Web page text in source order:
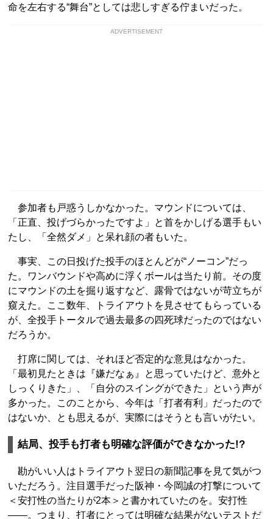
命を左右する“舞台”としては悲しすぎる佇まいだった。
ADVERTISEMENT
参加者も戸惑うしかなかった。マウンドについては、
「正直、投げづらかったですよ」と首をかしげる選手もい
たし、「全然ダメ」と呆れ顔の者もいた。
事実、この日投げた投手のほとんどが“ノーコン”だっ
た。ワンバウンドや高めに浮くボールは当たり前。その度
にマウンドの土を掘り返すなど、露骨ではないが苛立ちが
窺えた。ここ数年、トライアウトを見させてもらっている
が、全投手トータルで過去最多の四死球だったのではない
だろうか。
打席に関しては、それほど否定的な意見はなかった。
「最初見たときは『嫌だなぁ』と思っていたけど、意外と
しっくりきた」、「自分のスイングができた」という声が
多かった。このことから、今年は「打者有利」だったので
はないか、とも思えるが、実際にはそうとも言いがたい。
結局、投手も打者も明確な評価ができなかった!?
勘がいい人はトライアウト翌日の新聞記事を見て気がつ
いただろう。注目選手だった阪神・今岡誠の打撃について
＜安打性の当たりが2本＞と書かれていたのを。安打性
――。つまり、打者にとっては明確な結果がないテストだ